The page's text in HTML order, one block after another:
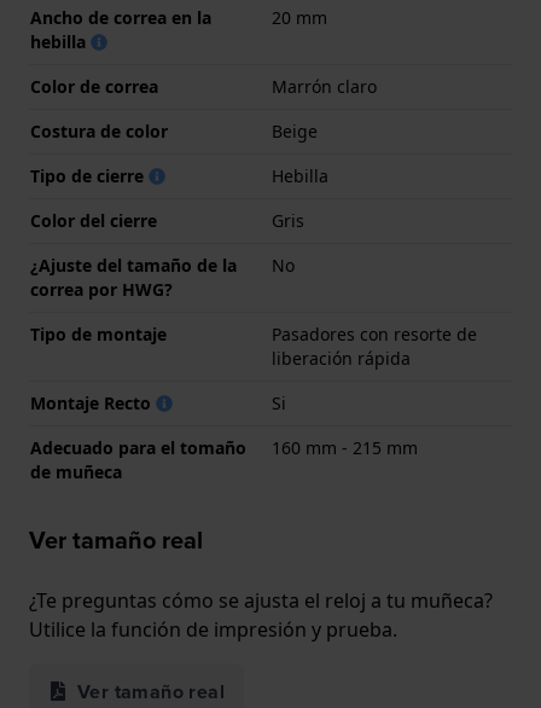
Ancho de correa en la
hebilla
20 mm
Color de correa
Marrón claro
Costura de color
Beige
Tipo de cierre
Hebilla
Color del cierre
Gris
¿Ajuste del tamaño de la
correa por HWG?
No
Tipo de montaje
Pasadores con resorte de
liberación rápida
Montaje Recto
Si
Adecuado para el tomaño
de muñeca
160 mm - 215 mm
Ver tamaño real
¿Te preguntas cómo se ajusta el reloj a tu muñeca?
Utilice la función de impresión y prueba.
Ver tamaño real